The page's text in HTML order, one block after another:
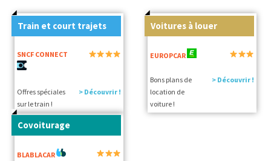
Train et court trajets
SNCF CONNECT
Offres spéciales
sur le train !
> Découvrir !
Voitures à louer
EUROPCAR
Bons plans de
location de
voiture !
> Découvrir !
Covoiturage
BLABLACAR